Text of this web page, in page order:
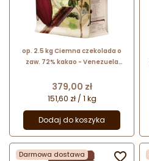
op. 2.5 kg Ciemna czekolada o
zaw. 72% kakao - Venezuela
kaletkach
Cena
379,00 zł
151,60 zł / 1 kg
Dodaj do koszyka
Darmowa dostawa 